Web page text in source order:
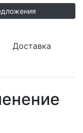
Доставка